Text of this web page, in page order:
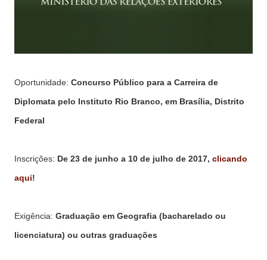
Oportunidade: Concurso Público para a Carreira de
Diplomata pelo Instituto Rio Branco, em Brasília, Distrito
Federal
Inscrições: De 23 de junho a 10 de julho de 2017, clicando
aqui!
Exigência: Graduação em Geografia (bacharelado ou
licenciatura) ou outras graduações